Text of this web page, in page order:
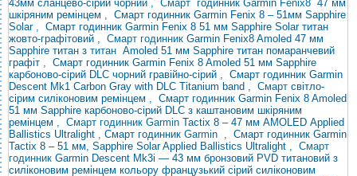
43мм сланцево-сірий чорний , Смарт годинник Garmin Fenix ​​8 47 мм
шкіряним ремінцем , Смарт годинник Garmin Fenix ​​8 – 51мм Sapphire
Solar , Смарт годинник Garmin Fenix ​​8 51 мм Sapphire Solar титан
жовто-графітовий , Смарт годинник Garmin Fenix​​8 Amoled 47 мм
Sapphire титан з титан Amoled 51 мм Sapphire титан помаранчевий
графіт , Смарт годинник Garmin Fenix ​​8 Amoled 51 мм Sapphire
карбоново-сірий DLC чорний гравійно-сірий , Смарт годинник Garmin
Descent Mk1 Carbon Gray with DLC Titanium band , Смарт світло-
сірим силіконовим ремінцем , Смарт годинник Garmin Fenix ​​8 Amoled
51 мм Sapphire карбоново-сірий DLC з каштановим шкіряним
ремінцем , Смарт годинник Garmin Tactix 8 – 47 мм AMOLED Applied
Ballistics Ultralight , Смарт годинник Garmin , Смарт годинник Garmin
Tactix 8 – 51 мм, Sapphire Solar Applied Ballistics Ultralight , Смарт
годинник Garmin Descent Mk3i — 43 мм бронзовий PVD титановий з
силіконовим ремінцем кольору французький сірий силіконовим